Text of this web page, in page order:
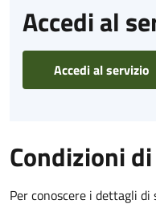
Accedi al
Accedi al servizio
Condizioni
Per conoscere i dettagli